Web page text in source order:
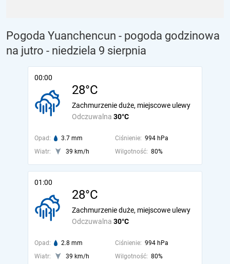
Pogoda Yuanchencun - pogoda godzinowa
na jutro - niedziela 9 sierpnia
00:00
28°C
Odczuwalna 30°C
Zachmurzenie duże, miejscowe ulewy
Opad: 3.7 mm Ciśnienie: 994 hPa
Wiatr:
39 km/h Wilgotność: 80%
01:00
28°C
Odczuwalna 30°C
Zachmurzenie duże, miejscowe ulewy
Opad: 2.8 mm Ciśnienie: 994 hPa
Wiatr:
39 km/h Wilgotność: 80%